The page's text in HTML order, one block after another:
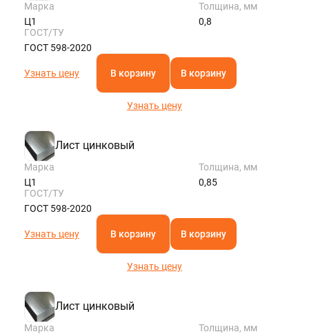
Марка
Ц1
Толщина, мм
0,8
ГОСТ/ТУ
ГОСТ 598-2020
Узнать цену В корзину В корзину
Узнать цену
Лист цинковый
Марка
Ц1
Толщина, мм
0,85
ГОСТ/ТУ
ГОСТ 598-2020
Узнать цену В корзину В корзину
Узнать цену
Лист цинковый
Марка
Толщина, мм